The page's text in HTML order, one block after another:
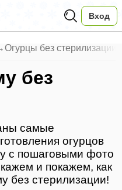
Вход
Огурцы без стерилизации
без
самые
огурцов
с пошаговыми фото
и покажем, как
без стерилизации!